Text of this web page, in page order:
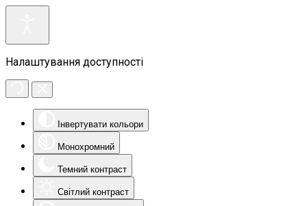
Налаштування доступності
Інвертувати кольори
Монохромний
Темний контраст
Світлий контраст